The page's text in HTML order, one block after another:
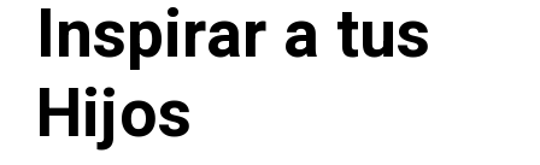
Inspirar a tus
Hijos